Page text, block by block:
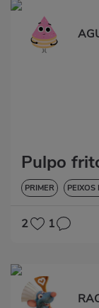
Pulpo
PRIMER PEIXOS
2 1